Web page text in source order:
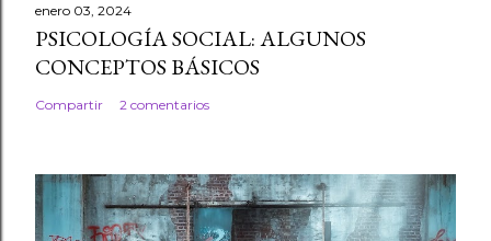
enero 03, 2024
PSICOLOGÍA SOCIAL: ALGUNOS
CONCEPTOS BÁSICOS
Compartir 2 comentarios